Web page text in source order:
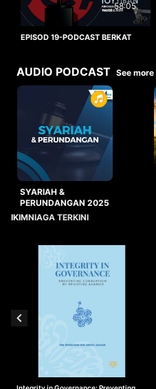
58:05
EPISOD 19-PODCAST BERKAT
AUDIO PODCAST See more
SYARIAH &
PERUNDANGAN 2025
IKIMNIAGA TERKINI